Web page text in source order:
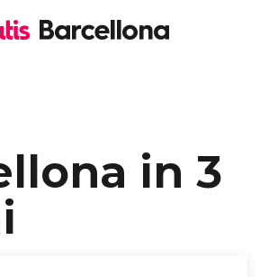
in 3